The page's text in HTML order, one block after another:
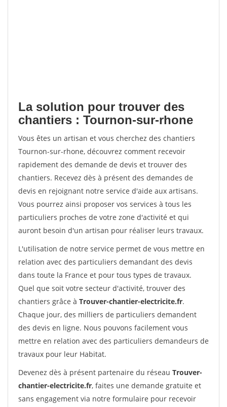
La solution pour trouver des
chantiers : Tournon-sur-rhone
Vous êtes un artisan et vous cherchez des chantiers
Tournon-sur-rhone, découvrez comment recevoir
rapidement des demande de devis et trouver des
chantiers. Recevez dès à présent des demandes de
devis en rejoignant notre service d'aide aux artisans.
Vous pourrez ainsi proposer vos services à tous les
particuliers proches de votre zone d'activité et qui
auront besoin d'un artisan pour réaliser leurs travaux.
L'utilisation de notre service permet de vous mettre en
relation avec des particuliers demandant des devis
dans toute la France et pour tous types de travaux.
Quel que soit votre secteur d'activité, trouver des
chantiers grâce à Trouver-chantier-electricite.fr.
Chaque jour, des milliers de particuliers demandent
des devis en ligne. Nous pouvons facilement vous
mettre en relation avec des particuliers demandeurs de
travaux pour leur Habitat.
Devenez dès à présent partenaire du réseau Trouver-
chantier-electricite.fr, faites une demande gratuite et
sans engagement via notre formulaire pour recevoir